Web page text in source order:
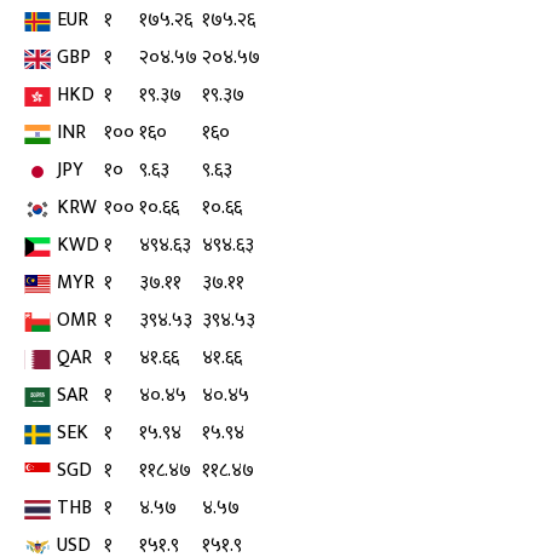
EUR १ १७५.२६ १७५.२६
GBP १ २०४.५७ २०४.५७
HKD १ १९.३७
१९.३७
INR १००१६०
१६०
JPY
१० ९.६३
९.६३
KRW १००१०.६६
१०.६६
KWD१ ४९४.६३ ४९४.६३
MYR १ ३७.११
३७.११
OMR १ ३९४.५३ ३९४.५३
QAR १ ४१.६६
४१.६६
SAR १ ४०.४५ ४०.४५
SEK १ १५.९४
१५.९४
SGD १ ११८.४७ ११८.४७
THB १ ४.५७
४.५७
USD १ १५१.९
१५१.९